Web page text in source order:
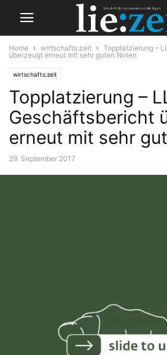
Home wirtschafts:zeit
Topplatzierung –
überzeugt erneut mit sehr guten Noten
wirtschafts:zeit
Topplatzierung –
Geschäftsbericht
erneut mit sehr
29. September 2017